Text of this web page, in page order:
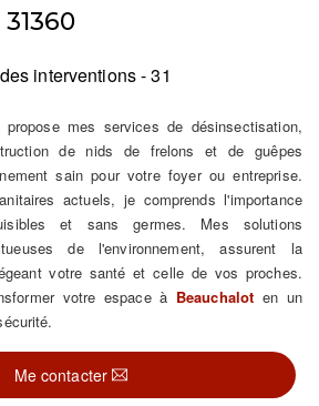
interventions - 31
mes services de désinsectisation,
de nids de frelons et de guêpes
sain pour votre foyer ou entreprise.
actuels, je comprends l'importance
et sans germes. Mes solutions
de l'environnement, assurent la
votre santé et celle de vos proches.
votre espace à Beauchalot en un
Me contacter